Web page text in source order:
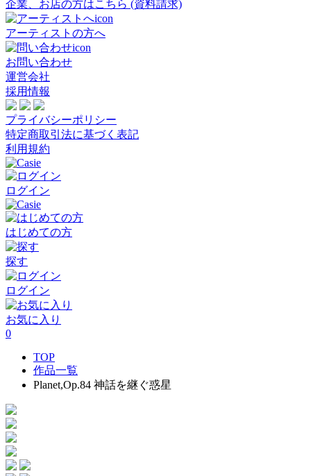
企業、お店の方はこちら (資料請求)
アーティストの方へ
お問い合わせ
運営会社
採用情報
プライバシーポリシー
特定商取引法に基づく表記
利用規約
ログイン
はじめての方
探す
ログイン
お気に入り
0
TOP
作品一覧
Planet,Op.84 神話を継ぐ惑星